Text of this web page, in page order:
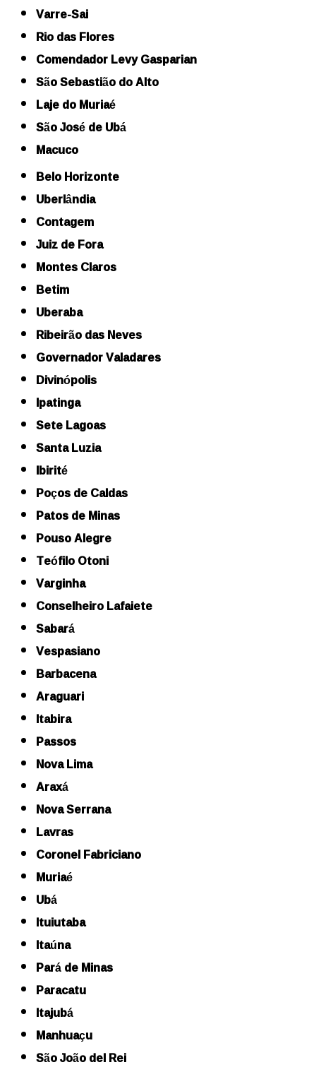
Varre-Sai
Rio das Flores
Comendador Levy Gasparian
São Sebastião do Alto
Laje do Muriaé
São José de Ubá
Macuco
Belo Horizonte
Uberlândia
Contagem
Juiz de Fora
Montes Claros
Betim
Uberaba
Ribeirão das Neves
Governador Valadares
Divinópolis
Ipatinga
Sete Lagoas
Santa Luzia
Ibirité
Poços de Caldas
Patos de Minas
Pouso Alegre
Teófilo Otoni
Varginha
Conselheiro Lafaiete
Sabará
Vespasiano
Barbacena
Araguari
Itabira
Passos
Nova Lima
Araxá
Nova Serrana
Lavras
Coronel Fabriciano
Muriaé
Ubá
Ituiutaba
Itaúna
Pará de Minas
Paracatu
Itajubá
Manhuaçu
São João del Rei